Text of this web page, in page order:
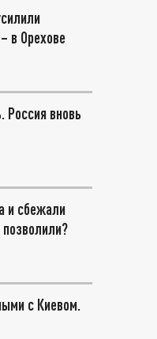
в Орехове
Россия вновь
и сбежали
с Киевом.